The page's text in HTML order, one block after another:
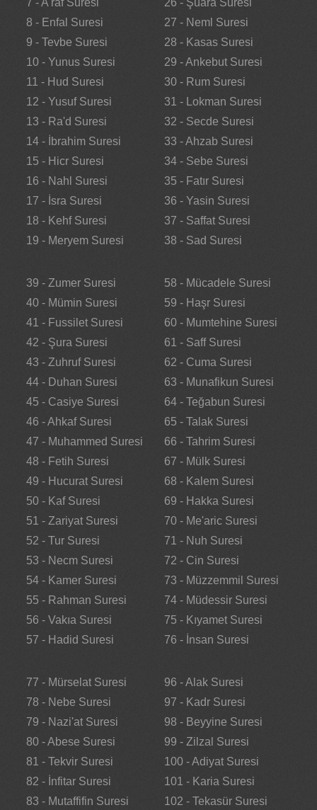
8 - Enfal Suresi
9 - Tevbe Suresi
10 - Yunus Suresi
11 - Hud Suresi
12 - Yusuf Suresi
13 - Ra'd Suresi
14 - İbrahim Suresi
15 - Hicr Suresi
16 - Nahl Suresi
17 - İsra Suresi
18 - Kehf Suresi
19 - Meryem Suresi
27 - Neml Suresi
28 - Kasas Suresi
29 - Ankebut Suresi
30 - Rum Suresi
31 - Lokman Suresi
32 - Secde Suresi
33 - Ahzab Suresi
34 - Sebe Suresi
35 - Fatır Suresi
36 - Yasin Suresi
37 - Saffat Suresi
38 - Sad Suresi
39 - Zumer Suresi
40 - Mümin Suresi
41 - Fussilet Suresi
42 - Şura Suresi
43 - Zuhruf Suresi
44 - Duhan Suresi
45 - Casiye Suresi
46 - Ahkaf Suresi
47 - Muhammed Suresi
48 - Fetih Suresi
49 - Hucurat Suresi
50 - Kaf Suresi
51 - Zariyat Suresi
52 - Tur Suresi
53 - Necm Suresi
54 - Kamer Suresi
55 - Rahman Suresi
56 - Vakıa Suresi
57 - Hadid Suresi
58 - Mücadele Suresi
59 - Haşr Suresi
60 - Mumtehine Suresi
61 - Saff Suresi
62 - Cuma Suresi
63 - Munafikun Suresi
64 - Teğabun Suresi
65 - Talak Suresi
66 - Tahrim Suresi
67 - Mülk Suresi
68 - Kalem Suresi
69 - Hakka Suresi
70 - Me'aric Suresi
71 - Nuh Suresi
72 - Cin Suresi
73 - Müzzemmil Suresi
74 - Müdessir Suresi
75 - Kıyamet Suresi
76 - İnsan Suresi
77 - Mürselat Suresi
78 - Nebe Suresi
79 - Nazi'at Suresi
80 - Abese Suresi
81 - Tekvir Suresi
82 - İnfitar Suresi
83 - Mutaffifin Suresi
96 - Alak Suresi
97 - Kadr Suresi
98 - Beyyine Suresi
99 - Zilzal Suresi
100 - Adiyat Suresi
101 - Karia Suresi
102 - Tekasür Suresi